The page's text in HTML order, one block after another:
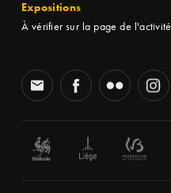
Expositions
À vérifier sur la page de l'activité